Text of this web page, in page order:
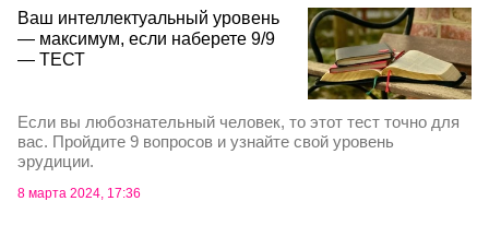
Ваш интеллектуальный уровень
— максимум, если наберете 9/9
— ТЕСТ
Если вы любознательный человек, то этот тест точно для
вас. Пройдите 9 вопросов и узнайте свой уровень
эрудиции.
8 марта 2024, 17:36